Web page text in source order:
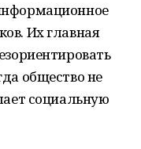
Их главная
общество не
социальную